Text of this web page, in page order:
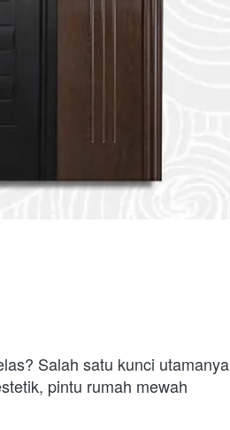
Salah satu kunci utamanya
pintu rumah mewah